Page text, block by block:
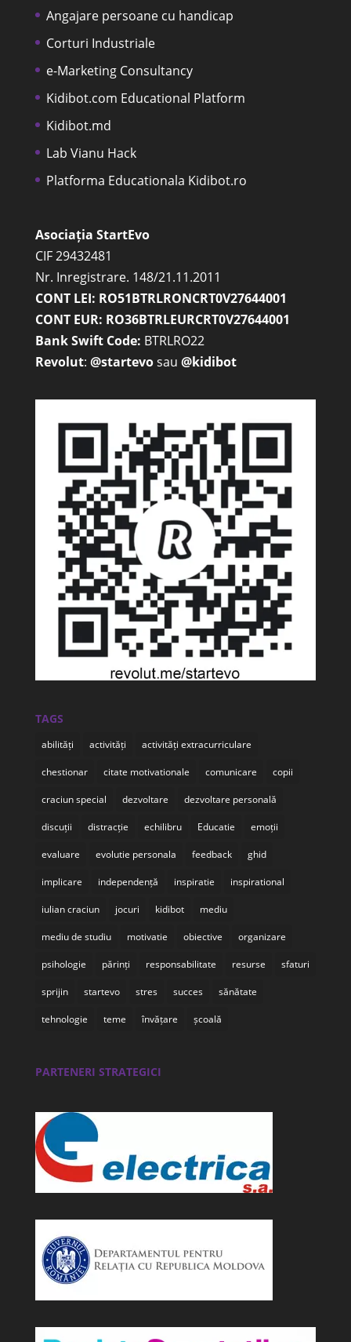
Angajare persoane cu handicap
Corturi Industriale
e-Marketing Consultancy
Kidibot.com Educational Platform
Kidibot.md
Lab Vianu Hack
Platforma Educationala Kidibot.ro
Asociația StartEvo
CIF 29432481
Nr. Inregistrare. 148/21.11.2011
CONT LEI: RO51BTRLRONCRT0V27644001
CONT EUR: RO36BTRLEURCRT0V27644001
Bank Swift Code: BTRLRO22
Revolut: @startevosau @kidibot
TAGS
abilități activități activități extracurriculare
chestionar citate motivationale comunicare copii
craciun special dezvoltare dezvoltare personală
discuții distracție echilibru Educatie emoții
evaluare evolutie personala feedback ghid
implicare independență inspiratie inspirational
iulian craciun jocuri kidibot mediu
mediu de studiu motivatie obiective organizare
psihologie părinți responsabilitate resurse sfaturi
sprijin startevo stres succes sănătate
tehnologie teme învățare școală
PARTENERI STRATEGICI